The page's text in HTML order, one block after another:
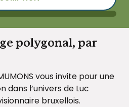
polygonal, par
vous invite pour une
l’univers de Luc
bruxellois.